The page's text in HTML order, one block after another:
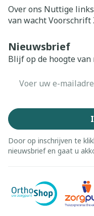
Over ons Nuttige links
van wachtVoorschrift
Nieuwsbrief
Blijf op de hoogte
Door op inschrijven te
nieuwsbrief en gaat u